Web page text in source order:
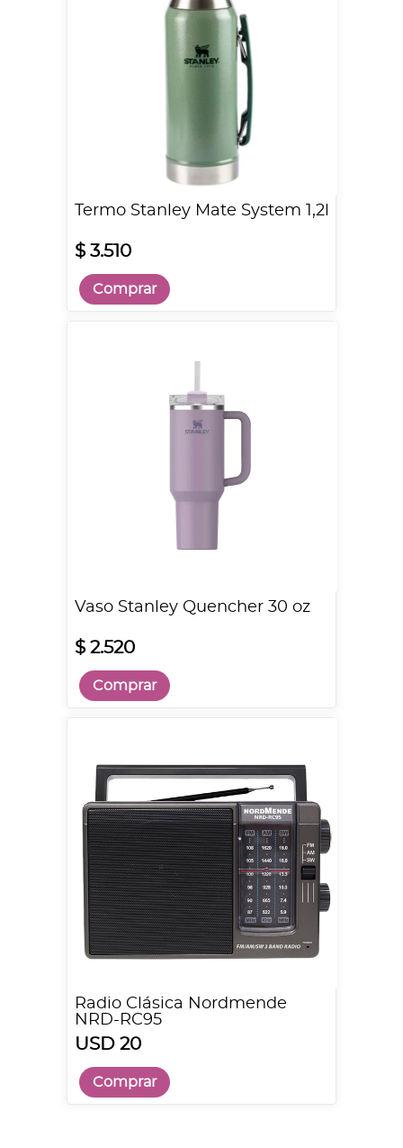
Termo Stanley Mate System 1,2l
$ 3.510
Comprar
Vaso Stanley Quencher 30 oz
$ 2.520
Comprar
Radio Clásica Nordmende
NRD-RC95
USD 20
Comprar